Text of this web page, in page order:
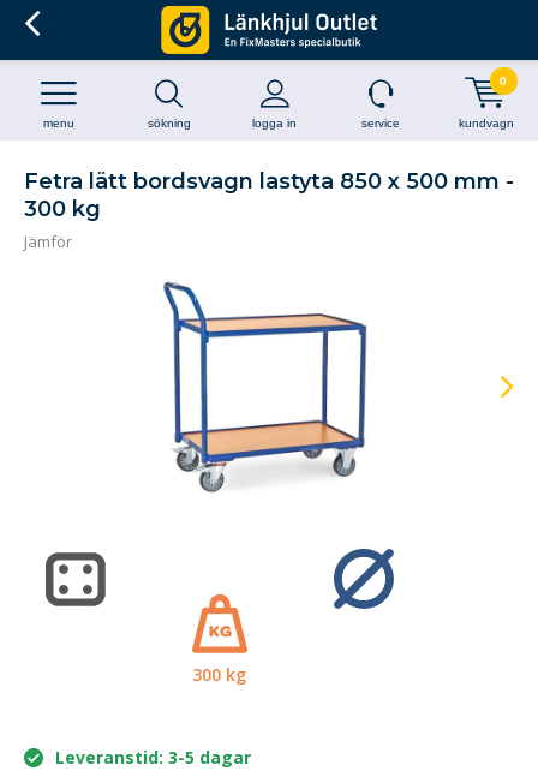
sökning logga in
menu service kundvagn
0
Fetra lätt bordsvagn lastyta 850 x 500 mm -
300 kg
Jämför
300 kg
Leveranstid: 3-5 dagar